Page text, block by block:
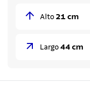
Alto 21 cm
Largo 44 cm